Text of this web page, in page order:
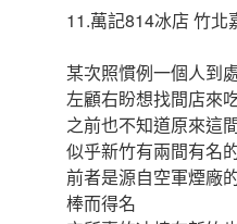
11.萬記814冰店 竹北
某次照慣例一個人到
左顧右盼想找間店來
之前也不知道原來這
似乎新竹有兩間有名
前者是源自空軍煙廠
棒而得名